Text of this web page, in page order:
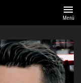
menu
Menü